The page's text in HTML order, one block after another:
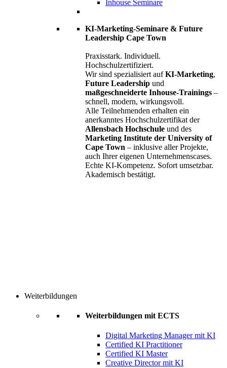
Inhouse Seminare
KI-Marketing-Seminare & Future
Leadership Cape Town
Praxisstark. Individuell.
Hochschulzertifiziert.
Wir sind spezialisiert aufKI-Marketing,
Future Leadership und
maßgeschneiderte Inhouse-Trainings –
schnell, modern, wirkungsvoll.
Alle Teilnehmenden erhalten ein
anerkanntes Hochschulzertifikat der
Allensbach Hochschule und des
Marketing Institute der University of
Cape Town – inklusive aller Projekte,
auch Ihrer eigenen Unternehmenscases.
Echte KI-Kompetenz. Sofort umsetzbar.
Akademisch bestätigt.
Weiterbildungen
Weiterbildungen mit ECTS
Digital Marketing Manager mit KI
Certified KI Practitioner
Certified KI Master
Creative Director mit KI